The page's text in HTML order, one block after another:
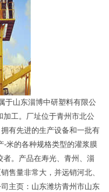
于山东淄博中研塑料有限公
加工。厂址位于青州市北公
有先进的生产设备和一批有
-米的各种规格类型的灌浆膜
者。产品在寿光、青州、淄
售量非常大，并远销河北、
主页：山东潍坊青州市山东